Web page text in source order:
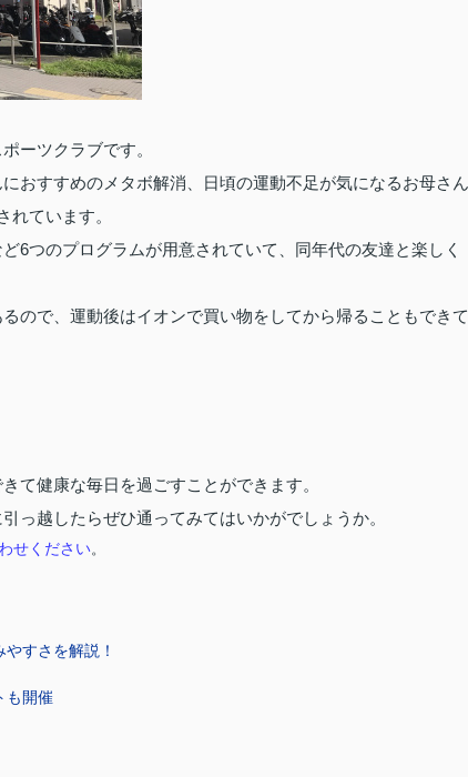
ーツクラブです。
おすすめのメタボ解消、日頃の運動不足が気になるお母さん
れています。
ど6つのプログラムが用意されていて、同年代の友達と楽しく
ので、運動後はイオンで買い物をしてから帰ることもできて
て健康な毎日を過ごすことができます。
っ越したらぜひ通ってみてはいかがでしょうか。
せください。
すさを解説！
も開催